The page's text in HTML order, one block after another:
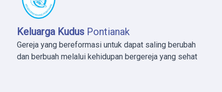
Keluarga Kudus Pontianak
Gereja yang bereformasi untuk dapat saling berubah
dan berbuah melalui kehidupan bergereja yang sehat